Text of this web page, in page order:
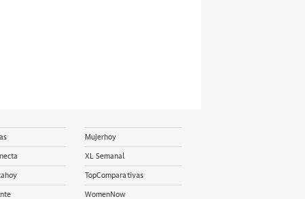
Mujerhoy
XL Semanal
TopComparativas
WomenNow